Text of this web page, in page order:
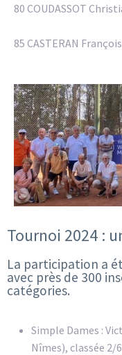
80 COUDASSOT
85 CASTERAN François
Tournoi 2024 :
La participation a
avec près de 300
catégories.
Simple Dames :
Nîmes), classée 2/